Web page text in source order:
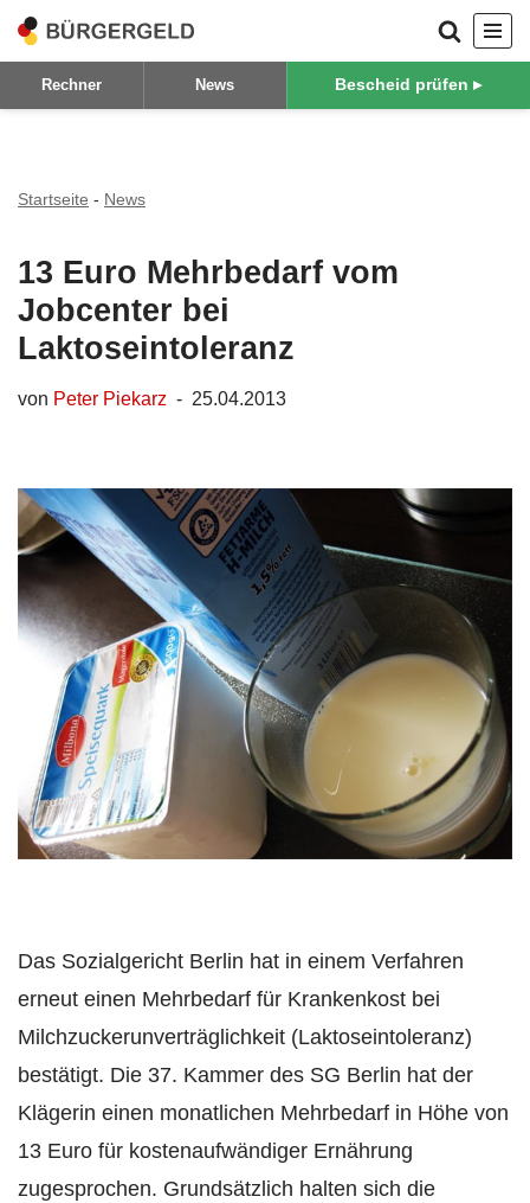
Zum
Inhalt
Rechner News Bescheid prüfen ▸
Startseite - News
13 Euro Mehrbedarf vom
Jobcenter bei
Laktoseintoleranz
von Peter Piekarz 25.04.2013
Das Sozialgericht Berlin hat in einem Verfahren
erneut einen Mehrbedarf für Krankenkost bei
Milchzuckerunverträglichkeit (Laktoseintoleranz)
bestätigt. Die 37. Kammer des SG Berlin hat der
Klägerin einen monatlichen Mehrbedarf in Höhe von
13 Euro für kostenaufwändiger Ernährung
zugesprochen. Grundsätzlich halten sich die